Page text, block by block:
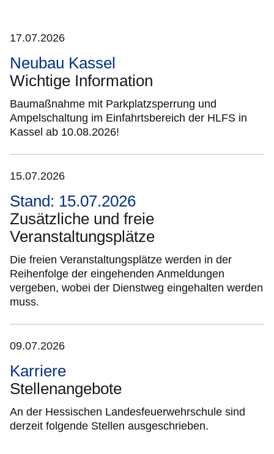
17.07.2026
Neubau Kassel
Wichtige Information
Baumaßnahme mit Parkplatzsperrung und
Ampelschaltung im Einfahrtsbereich der HLFS in
Kassel ab 10.08.2026!
15.07.2026
Stand: 15.07.2026
Zusätzliche und freie
Veranstaltungsplätze
Die freien Veranstaltungsplätze werden in der
Reihenfolge der eingehenden Anmeldungen
vergeben, wobei der Dienstweg eingehalten werden
muss.
09.07.2026
Karriere
Stellenangebote
An der Hessischen Landesfeuerwehrschule sind
derzeit folgende Stellen ausgeschrieben.